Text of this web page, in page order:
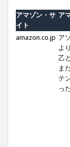
アマゾン・サ
イト
ア
amazon.co.jp ア
よ
乙
ま
テ
っ